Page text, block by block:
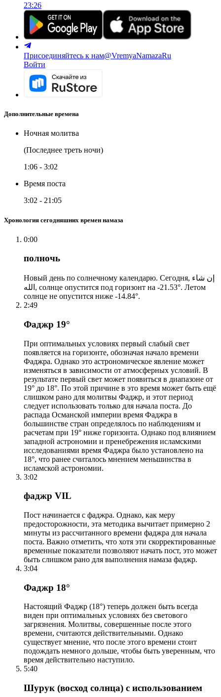
23:26
Присоединяйтесь к нам@VremyaNamazaRu
Войти
Дополнительные времена
Ночная молитва
(Последнее треть ночи)
1:06 - 3:02
Время поста
3:02 - 21:05
Хронология сегодняшних времен намаза
0:00
полночь
Новый день по солнечному календарю. Сегодня, إن شاء
الله, солнце опустится под горизонт на -21.53°. Летом
солнце не опустится ниже -14.84°.
2:49
Фаджр 19°
При оптимальных условиях первый слабый свет
появляется на горизонте, обозначая начало времени
Фаджра. Однако это астрономическое явление может
изменяться в зависимости от атмосферных условий. В
результате первый свет может появиться в диапазоне от
19° до 18°. По этой причине в это время может быть ещё
слишком рано для молитвы Фаджр, и этот период
следует использовать только для начала поста. До
распада Османской империи время Фаджра в
большинстве стран определялось по наблюдениям и
расчетам при 19° ниже горизонта. Однако под влиянием
западной астрономии и пренебрежения исламскими
исследованиями время Фаджра было установлено на
18°, что ранее считалось мнением меньшинства в
исламской астрономии.
3:02
фаджр VIL
Пост начинается с фаджра. Однако, как меру
предосторожности, эта методика вычитает примерно 2
минуты из рассчитанного времени фаджра для начала
поста. Важно отметить, что хотя эти скорректированные
временные показатели позволяют начать пост, это может
быть слишком рано для выполнения намаза фаджр.
3:04
Фаджр 18°
Настоящий Фаджр (18°) теперь должен быть всегда
виден при оптимальных условиях без светового
загрязнения. Молитвы, совершенные после этого
времени, считаются действительными. Однако
существует мнение, что после этого времени стоит
подождать немного дольше, чтобы быть уверенным, что
время действительно наступило.
5:40
Шурук (восход солнца) с использованием